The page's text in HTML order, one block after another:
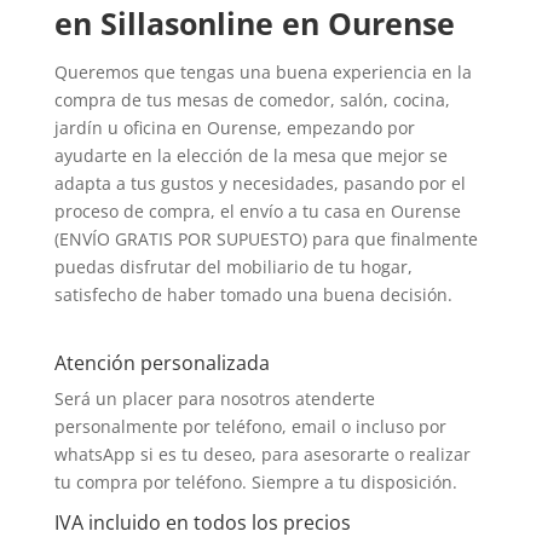
en Sillasonline en Ourense
Queremos que tengas una buena experiencia en la
compra de tus mesas de comedor, salón, cocina,
jardín u oficina en Ourense, empezando por
ayudarte en la elección de la mesa que mejor se
adapta a tus gustos y necesidades, pasando por el
proceso de compra, el envío a tu casa en Ourense
(ENVÍO GRATIS POR SUPUESTO) para que finalmente
puedas disfrutar del mobiliario de tu hogar,
satisfecho de haber tomado una buena decisión.
Atención personalizada
Será un placer para nosotros atenderte
personalmente por teléfono, email o incluso por
whatsApp si es tu deseo, para asesorarte o realizar
tu compra por teléfono. Siempre a tu disposición.
IVA incluido en todos los precios